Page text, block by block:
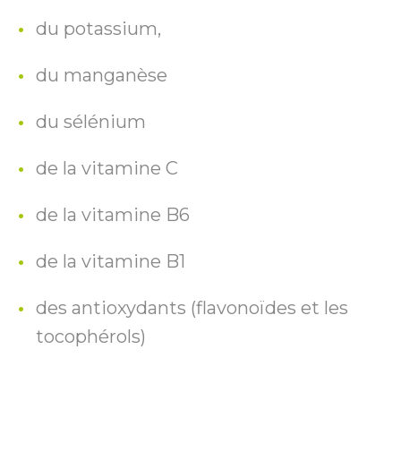
du potassium,
du manganèse
du sélénium
de la vitamine C
de la vitamine B6
de la vitamine B1
des antioxydants (flavonoïdes et les
tocophérols)